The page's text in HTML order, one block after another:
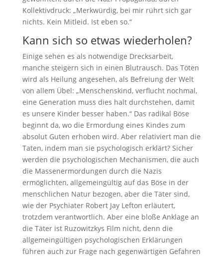
Kollektivdruck: „Merkwürdig, bei mir rührt sich gar
nichts. Kein Mitleid. Ist eben so.“
Kann sich so etwas wiederholen?
Einige sehen es als notwendige Drecksarbeit,
manche steigern sich in einen Blutrausch. Das Töten
wird als Heilung angesehen, als Befreiung der Welt
von allem Übel: „Menschenskind, verflucht nochmal,
eine Generation muss dies halt durchstehen, damit
es unsere Kinder besser haben.“ Das radikal Böse
beginnt da, wo die Ermordung eines Kindes zum
absolut Guten erhoben wird. Aber relativiert man die
Taten, indem man sie psychologisch erklärt? Sicher
werden die psychologischen Mechanismen, die auch
die Massenermordungen durch die Nazis
ermöglichten, allgemeingültig auf das Böse in der
menschlichen Natur bezogen, aber die Täter sind,
wie der Psychiater Robert Jay Lefton erläutert,
trotzdem verantwortlich. Aber eine bloße Anklage an
die Täter ist Ruzowitzkys Film nicht, denn die
allgemeingültigen psychologischen Erklärungen
führen auch zur Frage nach gegenwärtigen Gefahren